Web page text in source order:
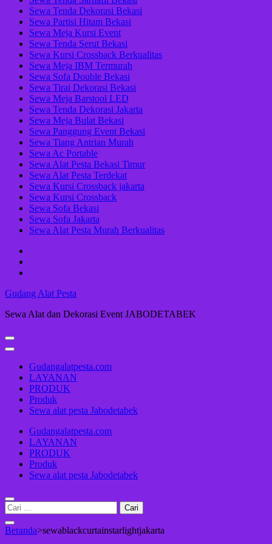
Sewa Tenda Dekorasi Bekasi
Sewa Partisi Hitam Bekasi
Sewa Meja Kursi Event
Sewa Tenda Serut Bekasi
Sewa Kursi Crossback Berkualitas
Sewa Meja IBM Termurah
Sewa Sofa Double Bekasi
Sewa Tirai Dekorasi Bekasi
Sewa Meja Barstool LED
Sewa Tenda Dekorasi Jakarta
Sewa Meja Bulat Bekasi
Sewa Panggung Event Bekasi
Sewa Tiang Antrian Murah
Sewa Ac Portable
Sewa Alat Pesta Bekasi Timur
Sewa Alat Pesta Terdekat
Sewa Kursi Crossback jakarta
Sewa Kursi Crossback
Sewa Sofa Bekasi
Sewa Sofa Jakarta
Sewa Alat Pesta Murah Berkualitas
Gudang Alat Pesta
Sewa Alat dan Dekorasi Event JABODETABEK
Gudangalatpesta.com
LAYANAN
PRODUK
Produk
Sewa alat pesta Jabodetabek
Gudangalatpesta.com
LAYANAN
PRODUK
Produk
Sewa alat pesta Jabodetabek
Cari
untuk:
Beranda>sewablackcurtainstarlightjakarta